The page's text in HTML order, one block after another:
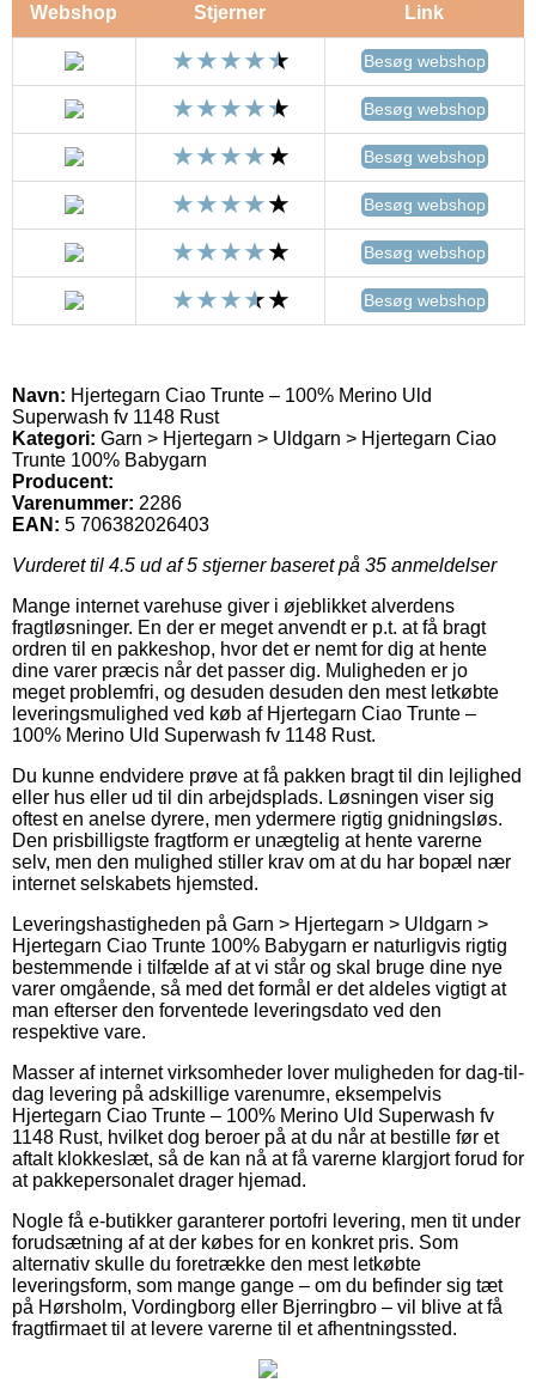
Webshop Stjerner Link
Besøg webshop
Besøg webshop
Besøg webshop
Besøg webshop
Besøg webshop
Besøg webshop
Navn: Hjertegarn Ciao Trunte – 100% Merino Uld
Superwash fv 1148 Rust
Kategori: Garn > Hjertegarn > Uldgarn > Hjertegarn Ciao
Trunte 100% Babygarn
Producent:
Varenummer: 2286
EAN: 5 706382026403
Vurderet til 4.5 ud af 5 stjerner baseret på 35 anmeldelser
Mange internet varehuse giver i øjeblikket alverdens
fragtløsninger. En der er meget anvendt er p.t. at få bragt
ordren til en pakkeshop, hvor det er nemt for dig at hente
dine varer præcis når det passer dig. Muligheden er jo
meget problemfri, og desuden desuden den mest letkøbte
leveringsmulighed ved køb af Hjertegarn Ciao Trunte –
100% Merino Uld Superwash fv 1148 Rust.
Du kunne endvidere prøve at få pakken bragt til din lejlighed
eller hus eller ud til din arbejdsplads. Løsningen viser sig
oftest en anelse dyrere, men ydermere rigtig gnidningsløs.
Den prisbilligste fragtform er unægtelig at hente varerne
selv, men den mulighed stiller krav om at du har bopæl nær
internet selskabets hjemsted.
Leveringshastigheden på Garn > Hjertegarn > Uldgarn >
Hjertegarn Ciao Trunte 100% Babygarn er naturligvis rigtig
bestemmende i tilfælde af at vi står og skal bruge dine nye
varer omgående, så med det formål er det aldeles vigtigt at
man efterser den forventede leveringsdato ved den
respektive vare.
Masser af internet virksomheder lover muligheden for dag-til-
dag levering på adskillige varenumre, eksempelvis
Hjertegarn Ciao Trunte – 100% Merino Uld Superwash fv
1148 Rust, hvilket dog beroer på at du når at bestille før et
aftalt klokkeslæt, så de kan nå at få varerne klargjort forud for
at pakkepersonalet drager hjemad.
Nogle få e-butikker garanterer portofri levering, men tit under
forudsætning af at der købes for en konkret pris. Som
alternativ skulle du foretrække den mest letkøbte
leveringsform, som mange gange – om du befinder sig tæt
på Hørsholm, Vordingborg eller Bjerringbro – vil blive at få
fragtfirmaet til at levere varerne til et afhentningssted.